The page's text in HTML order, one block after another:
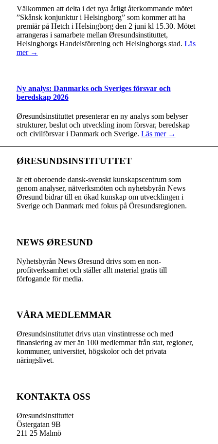
Välkommen att delta i det nya årligt återkommande mötet
”Skånsk konjunktur i Helsingborg” som kommer att ha
premiär på Hetch i Helsingborg den 2 juni kl 15.30. Mötet
arrangeras i samarbete mellan Øresundsinstituttet,
Helsingborgs Handelsförening och Helsingborgs stad. Läs
mer →
Ny analys: Danmarks och Sveriges försvar och
beredskap 2026
Øresundsinstituttet presenterar en ny analys som belyser
strukturer, beslut och utveckling inom försvar, beredskap
och civilförsvar i Danmark och Sverige. Läs mer →
ØRESUNDSINSTITUTTET
är ett oberoende dansk-svenskt kunskapscentrum som
genom analyser, nätverksmöten och nyhetsbyrån News
Øresund bidrar till en ökad kunskap om utvecklingen i
Sverige och Danmark med fokus på Öresundsregionen.
NEWS ØRESUND
Nyhetsbyrån News Øresund drivs som en non-
profitverksamhet och ställer allt material gratis till
förfogande för media.
VÅRA MEDLEMMAR
Øresundsinstituttet drivs utan vinst­intresse och med
finansiering av mer än 100 medlemmar från stat, regioner,
kommuner, universitet, högskolor och det privata
näringslivet.
KONTAKTA OSS
Øresundsinstituttet
Östergatan 9B
211 25 Malmö